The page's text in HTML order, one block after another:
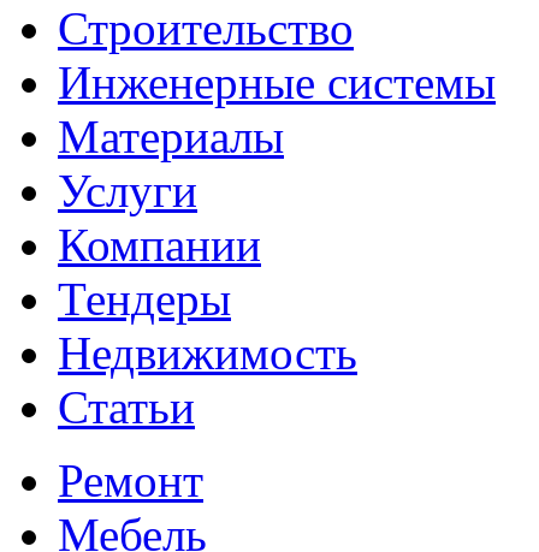
Строительство
Инженерные системы
Материалы
Услуги
Компании
Тендеры
Недвижимость
Статьи
Ремонт
Мебель